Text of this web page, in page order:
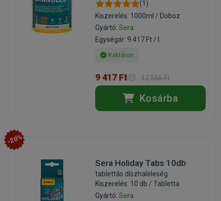
(1)
Kiszerelés: 1000ml / Doboz
Gyártó: Sera
Egységár: 9 417 Ft / l
Raktáron
9 417 Ft 12 556 Ft
Kosárba
-20%
Sera Holiday Tabs 10db
tablettás díszhaleleség
Kiszerelés: 10 db / Tabletta
Gyártó: Sera